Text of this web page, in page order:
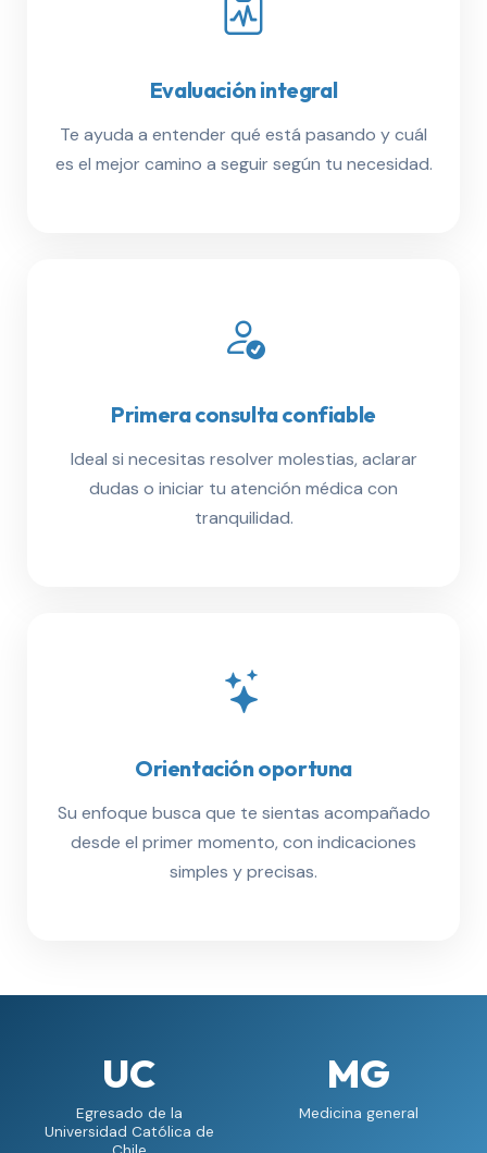
Evaluación integral
Te ayuda a entender qué está pasando y cuál
es el mejor camino a seguir según tu necesidad.
Primera consulta confiable
Ideal si necesitas resolver molestias, aclarar
dudas o iniciar tu atención médica con
tranquilidad.
Orientación oportuna
Su enfoque busca que te sientas acompañado
desde el primer momento, con indicaciones
simples y precisas.
UC
Egresado de la
Universidad Católica de
MG
Medicina general